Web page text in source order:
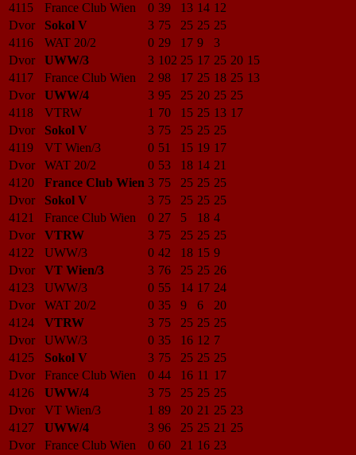
4115
France Club Wien 0 39 13 14 12
Dvor
Sokol V 3 75 25 25 25
4116
WAT 20/2 0 29 17 9
3
Dvor
UWW/3 3 102 25 17 25 20 15
4117
France Club Wien 2 98 17 25 18 25 13
Dvor
UWW/4 3 95 25 20 25 25
4118
VTRW 1 70 15 25 13 17
Dvor
Sokol V 3 75 25 25 25
4119
VT Wien/3 0 51 15 19 17
Dvor
WAT 20/2 0 53 18 14 21
4120
France Club Wien 3 75 25 25 25
Dvor
Sokol V 3 75 25 25 25
4121
France Club Wien 0 27 5 18 4
Dvor
VTRW 3 75 25 25 25
4122
UWW/3 0 42 18 15 9
Dvor
VT Wien/3 3 76 25 25 26
4123
UWW/3 0 55 14 17 24
Dvor
WAT 20/2 0 35 9 6
20
4124
VTRW 3 75 25 25 25
Dvor
UWW/3 0 35 16 12 7
4125
Sokol V 3 75 25 25 25
Dvor
France Club Wien 0 44 16 11 17
4126
UWW/4 3 75 25 25 25
Dvor
VT Wien/3 1 89 20 21 25 23
4127
UWW/4 3 96 25 25 21 25
Dvor
France Club Wien 0 60 21 16 23